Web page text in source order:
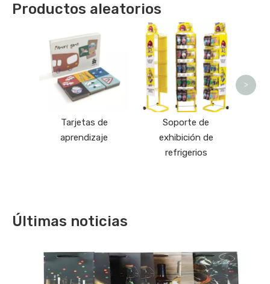
Productos aleatorios
Tarjetas de
aprendizaje
Soporte de
exhibición de
refrigerios
>
Últimas noticias